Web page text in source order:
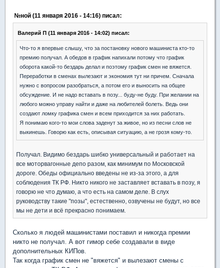
№ной (11 января 2016 - 14:16) писал:
Валерий П (11 января 2016 - 14:02) писал:
Что-то я впервые слышу, что за постановку нового машиниста кто-то
премию получал. А обедов в график напихали потому что график
оборота какой-то бездарь делал и поэтому график смен не вяжется.
Переработки в сменах вылезают и экономия тут ни причем. Сначала
нужно с вопросом разобраться, а потом его и выносить на общее
обсуждение. И не надо вставать в позу... буду-не буду. При желании на
любого можно управу найти и даже на любителей болеть. Ведь они
создают ломку графика смен и всем приходится за них работать.
Я понимаю кого-то мои слова заденут за живое, но из песни слов не
выкинешь. Говорю как есть, описывая ситуацию, а не грозя кому-то.
Получал. Видимо бездарь шибко универсальный и работает на
все моторвагонные депо разом, как минимум по Московской
дороге. Обеды официально введены не из-за этого, а для
соблюдения ТК РФ. Никто никого не заставляет вставать в позу, я
говорю не что думаю, а что есть на самом деле. В слух
руководству такие "позы", естественно, озвучены не будут, но все
мы не дети и всё прекрасно понимаем.
Сколько я людей машинистами поставил и никогда премии
никто не получал. А вот гимор себе создавали в виде
дополнительных КИПов.
Так когда график смен не "вяжется" и вылезают смены с